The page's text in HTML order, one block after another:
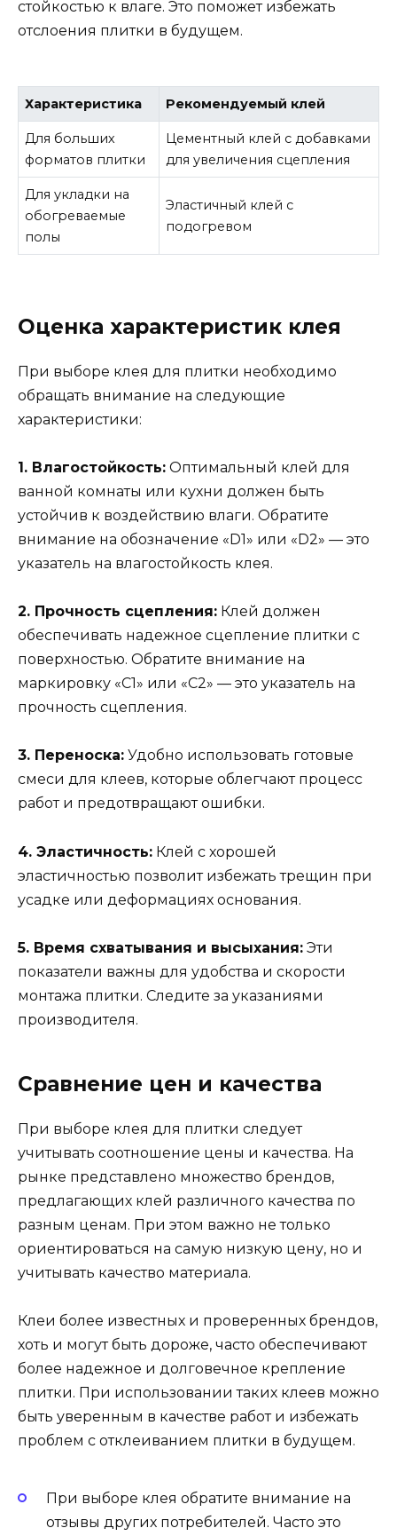
стойкостью к влаге. Это поможет избежать
отслоения плитки в будущем.
Характеристика Рекомендуемый клей
Для больших
форматов плитки
Цементный клей с добавками
для увеличения сцепления
Для укладки на
обогреваемые
полы
Эластичный клей с
подогревом
Оценка характеристик клея
При выборе клея для плитки необходимо
обращать внимание на следующие
характеристики:
1. Влагостойкость: Оптимальный клей для
ванной комнаты или кухни должен быть
устойчив к воздействию влаги. Обратите
внимание на обозначение «D1» или «D2» — это
указатель на влагостойкость клея.
2. Прочность сцепления: Клей должен
обеспечивать надежное сцепление плитки с
поверхностью. Обратите внимание на
маркировку «С1» или «С2» — это указатель на
прочность сцепления.
3. Переноска: Удобно использовать готовые
смеси для клеев, которые облегчают процесс
работ и предотвращают ошибки.
4. Эластичность: Клей с хорошей
эластичностью позволит избежать трещин при
усадке или деформациях основания.
5. Время схватывания и высыхания: Эти
показатели важны для удобства и скорости
монтажа плитки. Следите за указаниями
производителя.
Сравнение цен и качества
При выборе клея для плитки следует
учитывать соотношение цены и качества. На
рынке представлено множество брендов,
предлагающих клей различного качества по
разным ценам. При этом важно не только
ориентироваться на самую низкую цену, но и
учитывать качество материала.
Клеи более известных и проверенных брендов,
хоть и могут быть дороже, часто обеспечивают
более надежное и долговечное крепление
плитки. При использовании таких клеев можно
быть уверенным в качестве работ и избежать
проблем с отклеиванием плитки в будущем.
При выборе клея обратите внимание на
отзывы других потребителей. Часто это